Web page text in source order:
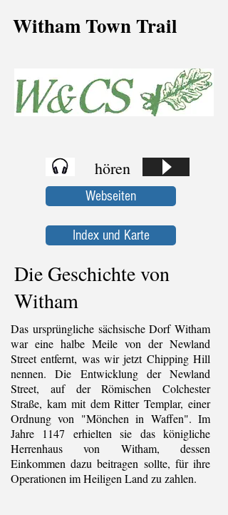
Witham Town Trail
Die Geschichte von
Witham
Das ursprüngliche sächsische Dorf Witham
war eine halbe Meile von der Newland
Street entfernt, was wir jetzt Chipping Hill
nennen. Die Entwicklung der Newland
Street, auf der Römischen Colchester
Straße, kam mit dem Ritter Templar, einer
Ordnung von "Mönchen in Waffen". Im
Jahre 1147 erhielten sie das königliche
Herrenhaus von Witham, dessen
Einkommen dazu beitragen sollte, für ihre
Operationen im Heiligen Land zu zahlen.
Webseiten
Index und Karte
hören